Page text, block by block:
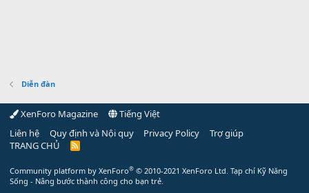
Diễn đàn
XenForo Magazine
Tiếng Việt
Liên hệ
Quy định và Nội quy Privacy Policy
Trợ giúp
TRANG CHỦ
R
Community platform by XenForo® © 2010-2021 XenForo Ltd. Tạp chí Kỹ Năng
Sống - Nâng bước thành công cho bạn trẻ.